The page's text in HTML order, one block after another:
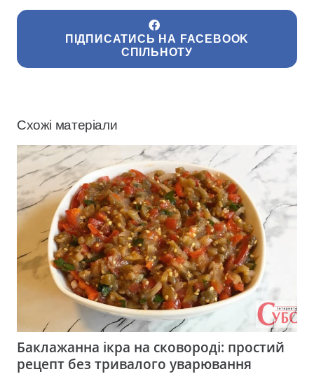
ПІДПИСАТИСЬ НА FACEBOOK
СПІЛЬНОТУ
Схожі матеріали
Баклажанна ікра на сковороді: простий
рецепт без тривалого уварювання